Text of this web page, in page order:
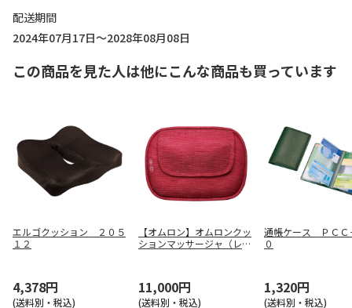
配送期間
2024年07月17日～2028年08月08日
この商品を見た人は他にこんな商品も買っています
エルゴクッション ２０５
１２
4,378円
(送料別・税込)
【オムロン】オムロンクッ
ションマッサージャ（レッ
11,000円
(送料別・税込)
通帳ケース ＰＣＣ
０
1,320円
(送料別・税込)